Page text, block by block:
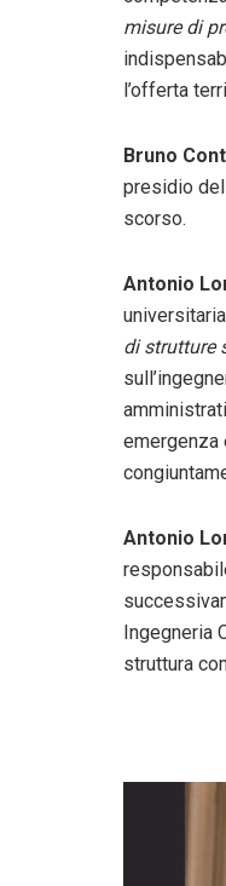
misure di
l’offerta
Bruno
presidio
scorso.
Antonio
di strutture
emergenza
Antonio
Ingegneria
struttura